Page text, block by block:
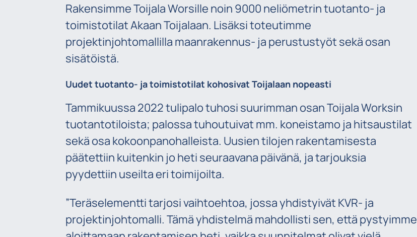
Rakensimme Toijala Worsille noin 9000 neliömetrin tuotanto- ja
toimistotilat Akaan Toijalaan. Lisäksi toteutimme
projektinjohtomallilla maanrakennus- ja perustustyöt sekä osan
sisätöistä.
Uudet tuotanto- ja toimistotilat kohosivat Toijalaan nopeasti
Tammikuussa 2022 tulipalo tuhosi suurimman osan Toijala Worksin
tuotantotiloista; palossa tuhoutuivat mm. koneistamo ja hitsaustilat
sekä osa kokoonpanohalleista. Uusien tilojen rakentamisesta
päätettiin kuitenkin jo heti seuraavana päivänä, ja tarjouksia
pyydettiin useilta eri toimijoilta.
”Teräselementti tarjosi vaihtoehtoa, jossa yhdistyivät KVR- ja
projektinjohtomalli. Tämä yhdistelmä mahdollisti sen, että pystyimme